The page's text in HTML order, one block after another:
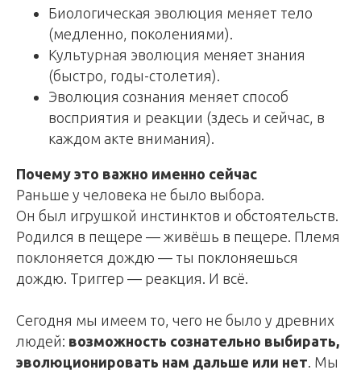
Биологическая эволюция меняет тело
(медленно, поколениями).
Культурная эволюция меняет знания
(быстро, годы-столетия).
Эволюция сознания меняет способ
восприятия и реакции (здесь и сейчас, в
каждом акте внимания).
Почему это важно именно сейчас
Раньше у человека не было выбора.
Он был игрушкой инстинктов и обстоятельств.
Родился в пещере — живёшь в пещере. Племя
поклоняется дождю — ты поклоняешься
дождю. Триггер — реакция. И всё.
Сегодня мы имеем то, чего не было у древних
людей: возможность сознательно выбирать,
эволюционировать нам дальше или нет. Мы